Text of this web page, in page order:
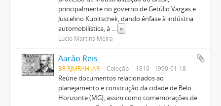
principalmente no governo de Getúlio Vargas e
Juscelino Kubitschek, dando ênfase à indústria
automobilística, à ... »
Lúcio Martins Meira
Aarão Reis
BR RJMRAHI AR Coleção 1810 - 1990-01-18
Reúne documentos relacionados ao
planejamento e construção da cidade de Belo
Horizonte (MG), assim como comemorações de